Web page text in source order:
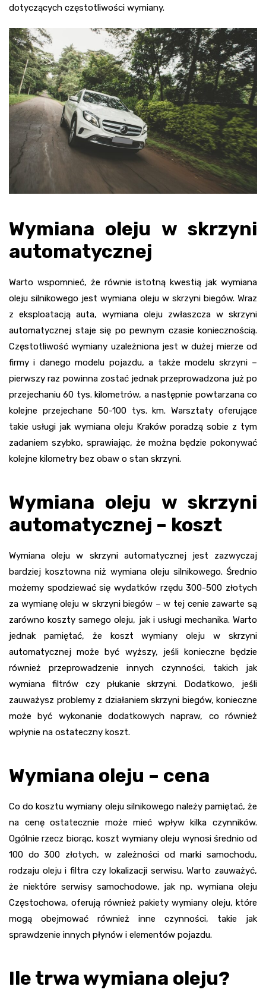
dotyczących częstotliwości wymiany.
Wymiana oleju w skrzyni
automatycznej
Warto wspomnieć, że równie istotną kwestią jak wymiana
oleju silnikowego jest wymiana oleju w skrzyni biegów. Wraz
z eksploatacją auta, wymiana oleju zwłaszcza w skrzyni
automatycznej staje się po pewnym czasie koniecznością.
Częstotliwość wymiany uzależniona jest w dużej mierze od
firmy i danego modelu pojazdu, a także modelu skrzyni –
pierwszy raz powinna zostać jednak przeprowadzona już po
przejechaniu 60 tys. kilometrów, a następnie powtarzana co
kolejne przejechane 50-100 tys. km. Warsztaty oferujące
takie usługi jak wymiana oleju Kraków poradzą sobie z tym
zadaniem szybko, sprawiając, że można będzie pokonywać
kolejne kilometry bez obaw o stan skrzyni.
Wymiana oleju w skrzyni
automatycznej – koszt
Wymiana oleju w skrzyni automatycznej jest zazwyczaj
bardziej kosztowna niż wymiana oleju silnikowego. Średnio
możemy spodziewać się wydatków rzędu 300-500 złotych
za wymianę oleju w skrzyni biegów – w tej cenie zawarte są
zarówno koszty samego oleju, jak i usługi mechanika. Warto
jednak pamiętać, że koszt wymiany oleju w skrzyni
automatycznej może być wyższy, jeśli konieczne będzie
również przeprowadzenie innych czynności, takich jak
wymiana filtrów czy płukanie skrzyni. Dodatkowo, jeśli
zauważysz problemy z działaniem skrzyni biegów, konieczne
może być wykonanie dodatkowych napraw, co również
wpłynie na ostateczny koszt.
Wymiana oleju – cena
Co do kosztu wymiany oleju silnikowego należy pamiętać, że
na cenę ostatecznie może mieć wpływ kilka czynników.
Ogólnie rzecz biorąc, koszt wymiany oleju wynosi średnio od
100 do 300 złotych, w zależności od marki samochodu,
rodzaju oleju i filtra czy lokalizacji serwisu. Warto zauważyć,
że niektóre serwisy samochodowe, jak np. wymiana oleju
Częstochowa, oferują również pakiety wymiany oleju, które
mogą obejmować również inne czynności, takie jak
sprawdzenie innych płynów i elementów pojazdu.
Ile trwa wymiana oleju?